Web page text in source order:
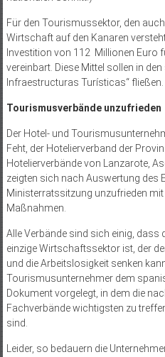
Für den Tourismussektor, den
Wirtschaft auf den Kanaren
Investition von 112 Millionen Euro
vereinbart. Diese Mittel sollen in
Infraestructuras Turísticas“ fließen.
Tourismusverbände unzufrieden
Der Hotel- und
Feht, der Hotelierverband der
Hotelierverbände von Lanzarote,
zeigten sich nach Auswertung des
Ministerratssitzung unzufrieden
Maßnahmen.
Alle Verbände sind sich einig,
einzige Wirtschaftssektor ist, der
und die Arbeitslosigkeit senken
Tourismusunternehmer dem
Dokument vorgelegt, in dem die
Fachverbände wichtigsten zu
sind.
Leider, so bedauern die